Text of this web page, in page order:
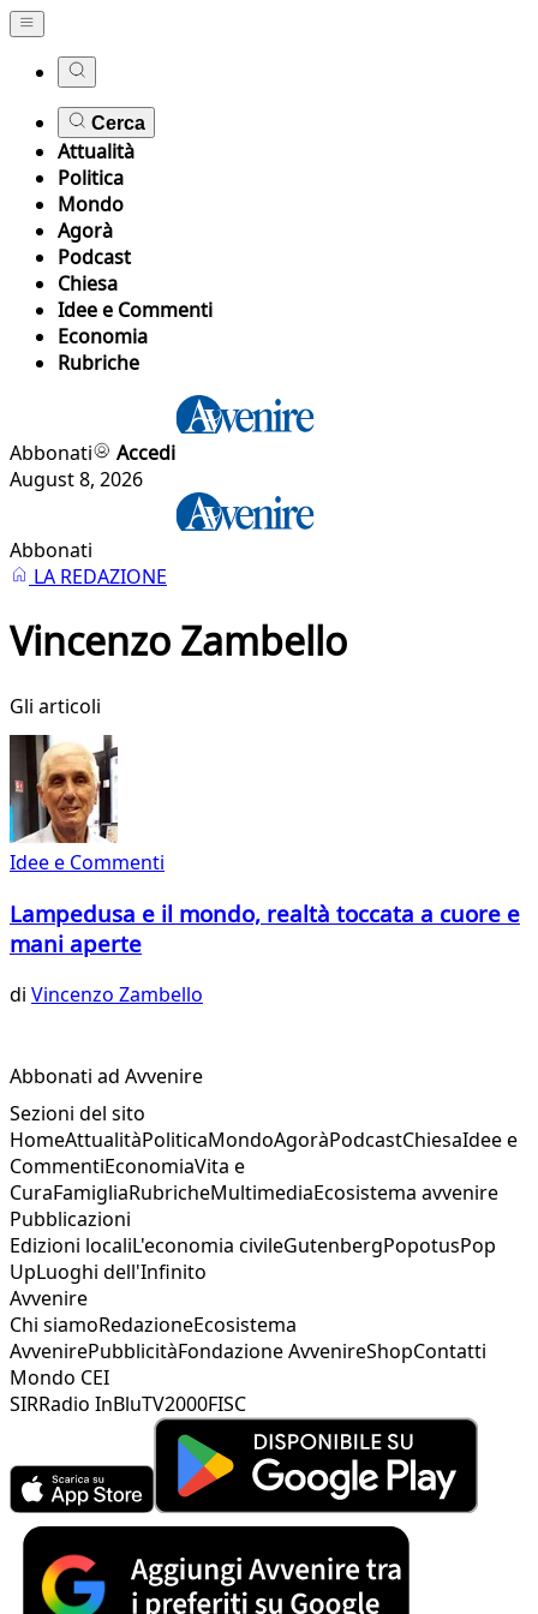
Cerca
Attualità
Politica
Mondo
Agorà
Podcast
Chiesa
Idee e Commenti
Economia
Rubriche
Abbonati
Accedi
August 8, 2026
Abbonati
LA REDAZIONE
Vincenzo Zambello
Gli articoli
Idee e Commenti
Lampedusa e il mondo, realtà toccata a cuore e
mani aperte
di Vincenzo Zambello
Abbonati ad Avvenire
Sezioni del sito
HomeAttualitàPoliticaMondoAgoràPodcastChiesaIdee e
CommentiEconomiaVita e
CuraFamigliaRubricheMultimediaEcosistema avvenire
Pubblicazioni
Edizioni localiL'economia civileGutenbergPopotusPop
UpLuoghi dell'Infinito
Avvenire
Chi siamoRedazioneEcosistema
AvvenirePubblicitàFondazione AvvenireShopContatti
Mondo CEI
SIRRadio InBluTV2000FISC